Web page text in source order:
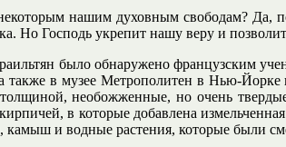
нашим духовным свободам? Да,
Но Господь укрепит нашу веру и
было обнаружено французским
также в музее Метрополитен в Нью-
необожженные, но очень
в которые добавлена
камыш и водные растения, которые были